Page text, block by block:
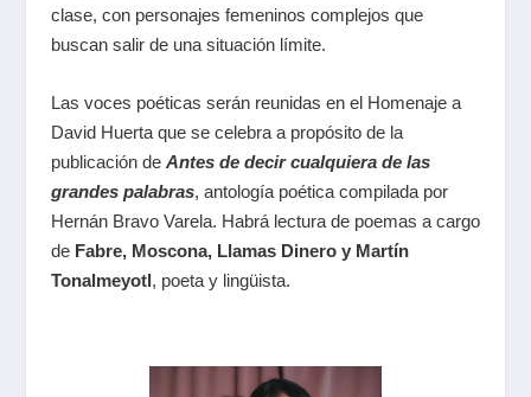
clase, con personajes femeninos complejos que
buscan salir de una situación límite.
Las voces poéticas serán reunidas en el Homenaje a
David Huerta que se celebra a propósito de la
publicación de Antes de decir cualquiera de las
grandes palabras, antología poética compilada por
Hernán Bravo Varela. Habrá lectura de poemas a cargo
de Fabre, Moscona, Llamas Dinero y Martín
Tonalmeyotl, poeta y lingüista.